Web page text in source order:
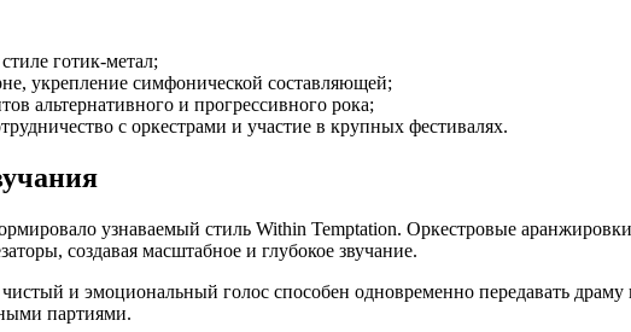
готик-метал;
укрепление симфонической составляющей;
альтернативного и прогрессивного рока;
с оркестрами и участие в крупных фестивалях.
узнаваемый стиль Within Temptation. Оркестровые
создавая масштабное и глубокое звучание.
и эмоциональный голос способен одновременно передавать драму
партиями.